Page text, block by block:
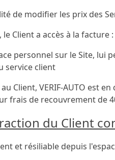
de modifier les prix des
Client a accès à la facture :
personnel sur le Site,
service client
Client, VERIF-AUTO est
frais de recouvrement de
du Client
et résiliable depuis